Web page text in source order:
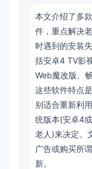
本文介绍了多
件，重点解决
时遇到的安装
括安卓4 TV影
Web魔改版、
这些软件特点
别适合重新利
统版本(安卓4
老人)来决定。
广告或购买所
新。